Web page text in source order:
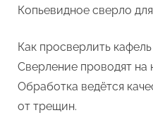
Копьевидное сверло
Как просверлить
Сверление проводят на
Обработка ведётся
от трещин.